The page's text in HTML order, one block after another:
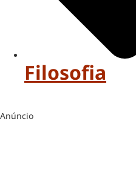
Filosofia
Anúncio